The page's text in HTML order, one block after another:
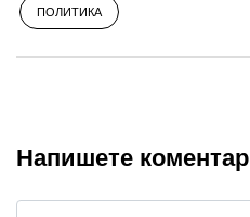
ПОЛИТИКА
Напишете коментар